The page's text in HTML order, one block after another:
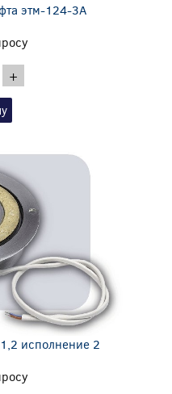
этм-124-3А
+
исполнение 2